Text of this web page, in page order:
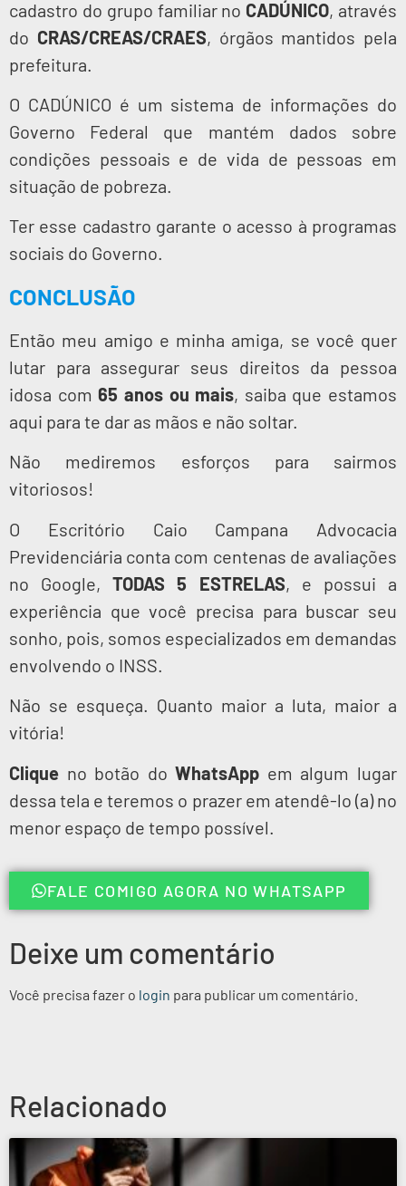
cadastro do grupo familiar no CADÚNICO, através
do CRAS/CREAS/CRAES, órgãos mantidos pela
prefeitura.
O CADÚNICO é um sistema de informações do
Governo Federal que mantém dados sobre
condições pessoais e de vida de pessoas em
situação de pobreza.
Ter esse cadastro garante o acesso à programas
sociais do Governo.
CONCLUSÃO
Então meu amigo e minha amiga, se você quer
lutar para assegurar seus direitos da pessoa
idosa com65 anos ou mais, saiba que estamos
aqui para te dar as mãos e não soltar.
Não mediremos esforços para sairmos
vitoriosos!
O Escritório Caio Campana Advocacia
Previdenciária conta com centenas de avaliações
no Google,TODAS 5 ESTRELAS, e possui a
experiência que você precisa para buscar seu
sonho, pois, somos especializados em demandas
envolvendo o INSS.
Não se esqueça. Quanto maior a luta, maior a
vitória!
Clique no botão doWhatsApp em algum lugar
dessa tela e teremos o prazer em atendê-lo (a) no
menor espaço de tempo possível.
FALE COMIGO AGORA NO WHATSAPP
Deixe um comentário
Você precisa fazer o login para publicar um comentário.
Relacionado